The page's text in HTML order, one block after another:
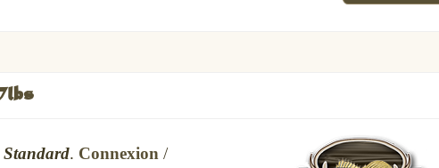
Standard. Connexion /